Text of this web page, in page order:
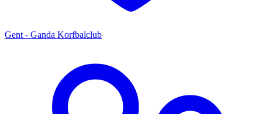
Gent - Ganda Korfbalclub